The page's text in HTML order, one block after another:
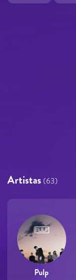
Artistas (63)
Pulp